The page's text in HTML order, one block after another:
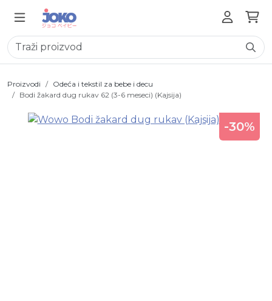
Proizvodi
Odeća i tekstil za bebe i decu
Bodi žakard dug rukav 62 (3-6 meseci) (Kajsija)
-30%